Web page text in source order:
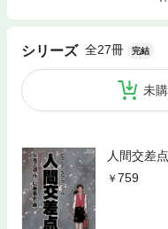
シリーズ 全27冊 完結
未
人間交差
759